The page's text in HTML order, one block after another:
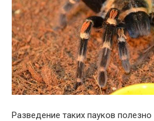
Разведение таких пауков